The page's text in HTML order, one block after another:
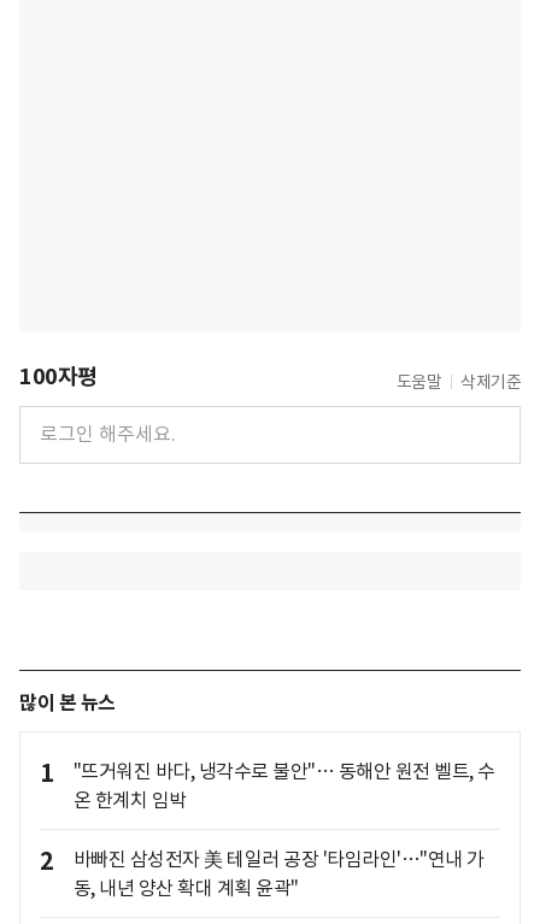
100자평 도움말 삭제기준
많이 본 뉴스
1
"뜨거워진 바다, 냉각수로 불안"… 동해안 원전 벨트, 수
온 한계치 임박
2
바빠진 삼성전자 美 테일러 공장 '타임라인'…"연내 가
동, 내년 양산 확대 계획 윤곽"